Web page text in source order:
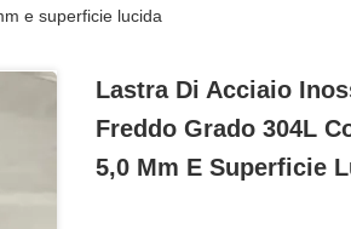
e superficie lucida
Lastra Di Acciaio
Freddo Grado 304L
5,0 Mm E Superficie